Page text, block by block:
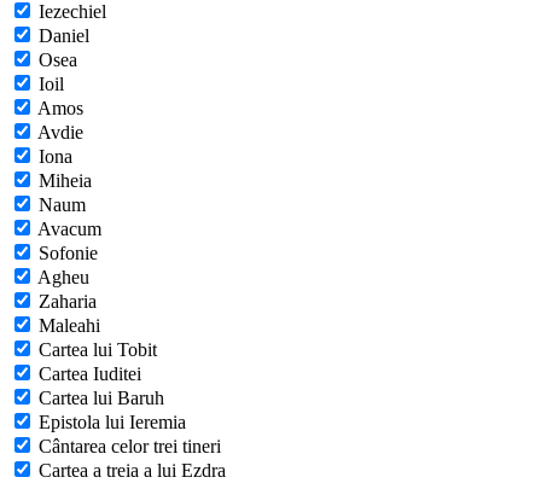
Iezechiel
Daniel
Osea
Ioil
Amos
Avdie
Iona
Miheia
Naum
Avacum
Sofonie
Agheu
Zaharia
Maleahi
Cartea lui Tobit
Cartea Iuditei
Cartea lui Baruh
Epistola lui Ieremia
Cântarea celor trei tineri
Cartea a treia a lui Ezdra